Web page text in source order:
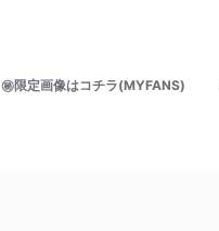
㊙限定画像はコチラ(MYFANS)